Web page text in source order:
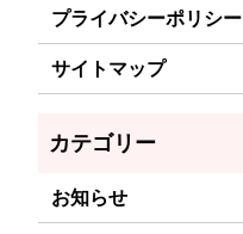
プライバシーポリシー
サイトマップ
お知らせ